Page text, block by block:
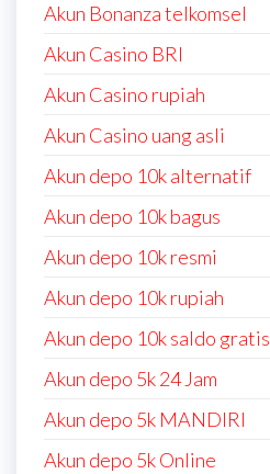
Akun Bonanza telkomsel
Akun Casino BRI
Akun Casino rupiah
Akun Casino uang asli
Akun depo 10k alternatif
Akun depo 10k bagus
Akun depo 10k resmi
Akun depo 10k rupiah
Akun depo 10k saldo gratis
Akun depo 5k 24 Jam
Akun depo 5k MANDIRI
Akun depo 5k Online